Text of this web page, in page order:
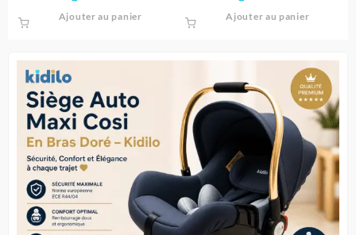
Ajouter au panier Ajouter au panier